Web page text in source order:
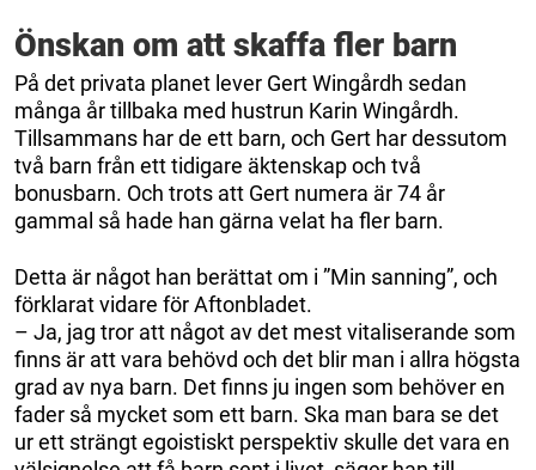
Önskan om att skaffa fler barn
På det privata planet lever Gert Wingårdh sedan
många år tillbaka med hustrun Karin Wingårdh.
Tillsammans har de ett barn, och Gert har dessutom
två barn från ett tidigare äktenskap och två
bonusbarn. Och trots att Gert numera är 74 år
gammal så hade han gärna velat ha fler barn.
Detta är något han berättat om i ”Min sanning”, och
förklarat vidare för Aftonbladet.
– Ja, jag tror att något av det mest vitaliserande som
finns är att vara behövd och det blir man i allra högsta
grad av nya barn. Det finns ju ingen som behöver en
fader så mycket som ett barn. Ska man bara se det
ur ett strängt egoistiskt perspektiv skulle det vara en